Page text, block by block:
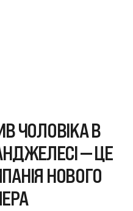
ЧОЛОВІКА В
— ЦЕ
НОВОГО